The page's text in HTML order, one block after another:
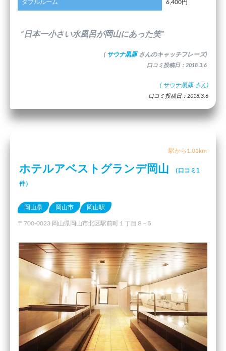
ダブルルーム 6,400円
”日本一小さい水風呂が岡山にあった笑”
( サウナ黒豚 さんのキャッチフレーズ)
口コミ投稿日：2018.3.6
( サウナ黒豚 さん)
口コミ投稿日：2018.3.6
駅から1.01km
ホテルアベストグランデ岡山
（口コミ1
件）
岡山県 岡山市 岡山駅
〒700-0023 岡山県岡山市北区駅前町１丁目８−５